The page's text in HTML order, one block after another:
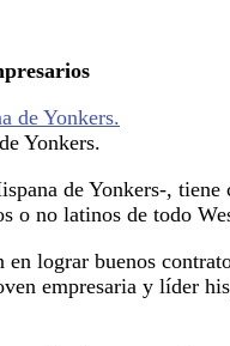
Yonkers.
de Yonkers-, tiene
o no latinos de todo
lograr buenos
empresaria y líder